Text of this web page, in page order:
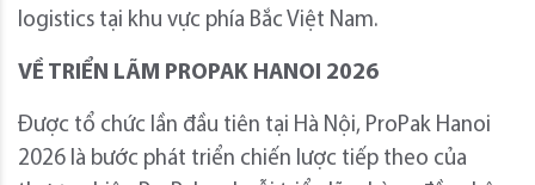
logistics tại khu vực phía Bắc Việt Nam.
VỀ TRIỂN LÃM PROPAK HANOI 2026
Được tổ chức lần đầu tiên tại Hà Nội, ProPak Hanoi
2026 là bước phát triển chiến lược tiếp theo của